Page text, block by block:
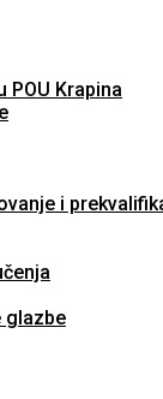
POU Krapina
i
glazbe